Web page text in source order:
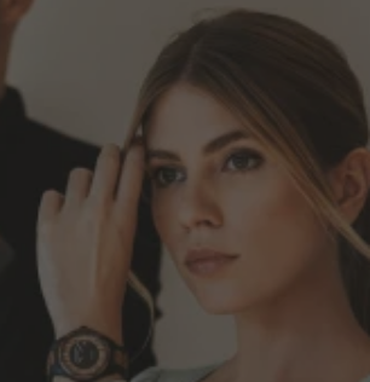
09:00—19:00
09:00 —
Feiertags geschlossen
Öffnungszeiten